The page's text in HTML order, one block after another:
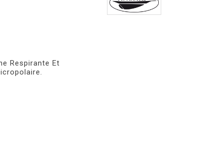
Respirante Et